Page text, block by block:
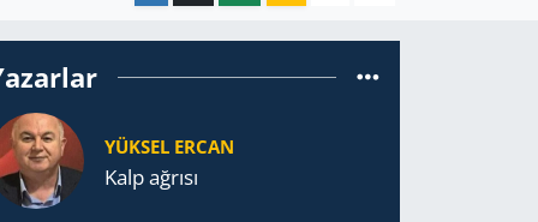
YÜKSEL ERCAN
Kalp ağrısı